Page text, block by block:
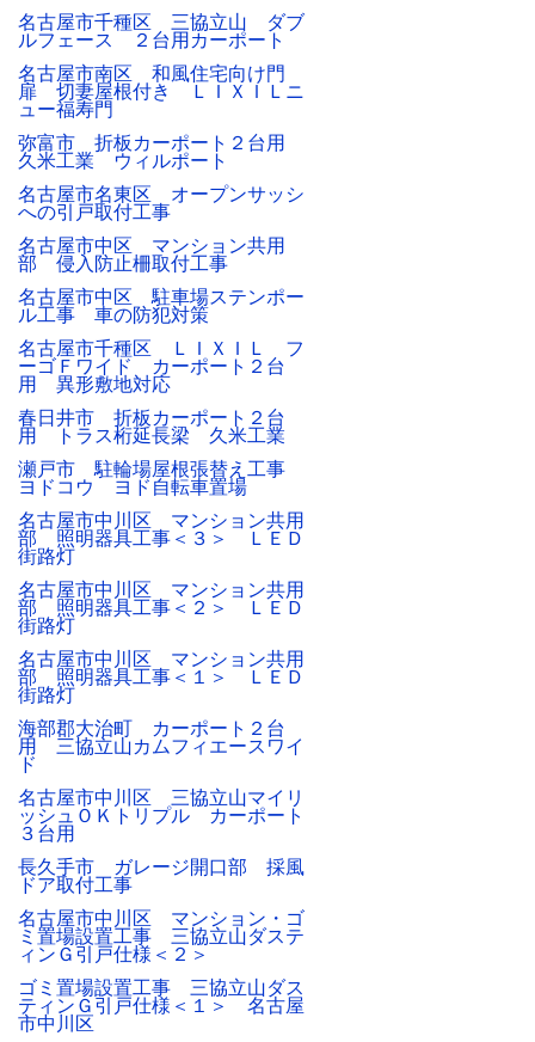
名古屋市千種区 三協立山 ダブ
ルフェース ２台用カーポート
名古屋市南区 和風住宅向け門
扉 切妻屋根付き ＬＩＸＩＬニ
ュー福寿門
弥富市 折板カーポート２台用
久米工業 ウィルポート
名古屋市名東区 オープンサッシ
への引戸取付工事
名古屋市中区 マンション共用
部 侵入防止柵取付工事
名古屋市中区 駐車場ステンポー
ル工事 車の防犯対策
名古屋市千種区 ＬＩＸＩＬ フ
ーゴＦワイド カーポート２台
用 異形敷地対応
春日井市 折板カーポート２台
用 トラス桁延長梁 久米工業
瀬戸市 駐輪場屋根張替え工事
ヨドコウ ヨド自転車置場
名古屋市中川区 マンション共用
部 照明器具工事＜３＞ ＬＥＤ
街路灯
名古屋市中川区 マンション共用
部 照明器具工事＜２＞ ＬＥＤ
街路灯
名古屋市中川区 マンション共用
部 照明器具工事＜１＞ ＬＥＤ
街路灯
海部郡大治町 カーポート２台
用 三協立山カムフィエースワイ
ド
名古屋市中川区 三協立山マイリ
ッシュＯＫトリプル カーポート
３台用
長久手市 ガレージ開口部 採風
ドア取付工事
名古屋市中川区 マンション・ゴ
ミ置場設置工事 三協立山ダステ
ィンＧ引戸仕様＜２＞
ゴミ置場設置工事 三協立山ダス
ティンＧ引戸仕様＜１＞ 名古屋
市中川区